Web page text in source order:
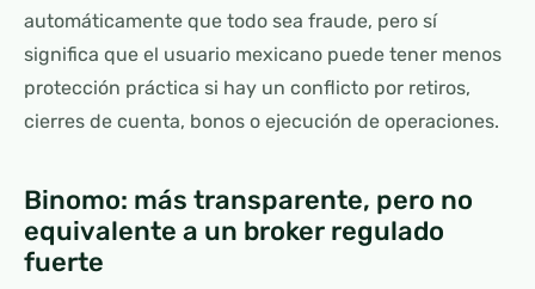
automáticamente que todo sea fraude, pero sí
significa que el usuario mexicano puede tener menos
protección práctica si hay un conflicto por retiros,
cierres de cuenta, bonos o ejecución de operaciones.
Binomo: más transparente, pero no
equivalente a un broker regulado
fuerte